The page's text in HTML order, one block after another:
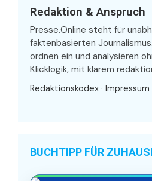
Redaktion & Anspruch
Presse.Online steht für
faktenbasierten
ordnen ein und analysieren
Klicklogik, mit klarem
Redaktionskodex · Impressum
BUCHTIPP FÜR